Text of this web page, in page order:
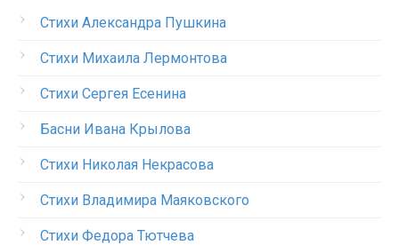
Стихи Александра Пушкина
Стихи Михаила Лермонтова
Стихи Сергея Есенина
Басни Ивана Крылова
Стихи Николая Некрасова
Стихи Владимира Маяковского
Стихи Федора Тютчева